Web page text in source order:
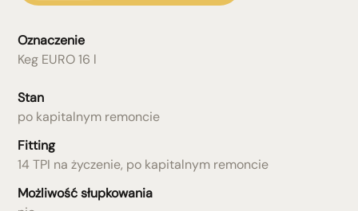
EURO
l
Oznaczenie
Keg EURO 16 l
Stan
po kapitalnym remoncie
Fitting
14 TPI na życzenie, po kapitalnym remoncie
Możliwość słupkowania